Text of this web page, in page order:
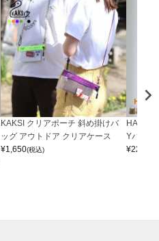
KAKSI クリアポーチ 斜め掛けバ
ッグ アウトドア クリアケース
¥1,650(税込)
Yバッグ
¥22,000